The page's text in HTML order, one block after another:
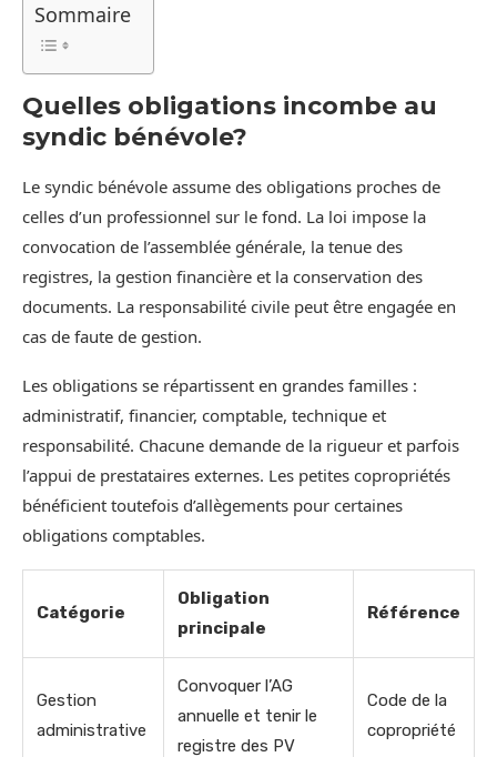
Sommaire
Quelles obligations incombe au
syndic bénévole?
Le syndic bénévole assume des obligations proches de
celles d’un professionnel sur le fond. La loi impose la
convocation de l’assemblée générale, la tenue des
registres, la gestion financière et la conservation des
documents. La responsabilité civile peut être engagée en
cas de faute de gestion.
Les obligations se répartissent en grandes familles :
administratif, financier, comptable, technique et
responsabilité. Chacune demande de la rigueur et parfois
l’appui de prestataires externes. Les petites copropriétés
bénéficient toutefois d’allègements pour certaines
obligations comptables.
Catégorie
Obligation
principale
Référence
Gestion
administrative
Convoquer l’AG
annuelle et tenir le
registre des PV
Code de la
copropriété